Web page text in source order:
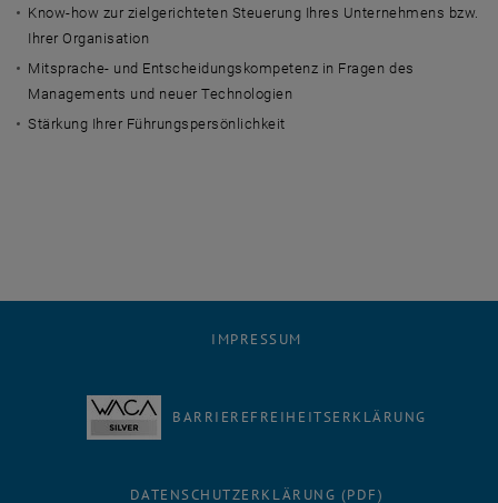
Know-how zur zielgerichteten Steuerung Ihres Unternehmens bzw.
Ihrer Organisation
Mitsprache- und Entscheidungskompetenz in Fragen des
Managements und neuer Technologien
Stärkung Ihrer Führungspersönlichkeit
IMPRESSUM
BARRIEREFREIHEITSERKLÄRUNG
DATENSCHUTZERKLÄRUNG (PDF)